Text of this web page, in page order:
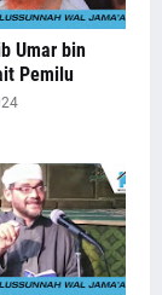
Umar bin
Pemilu